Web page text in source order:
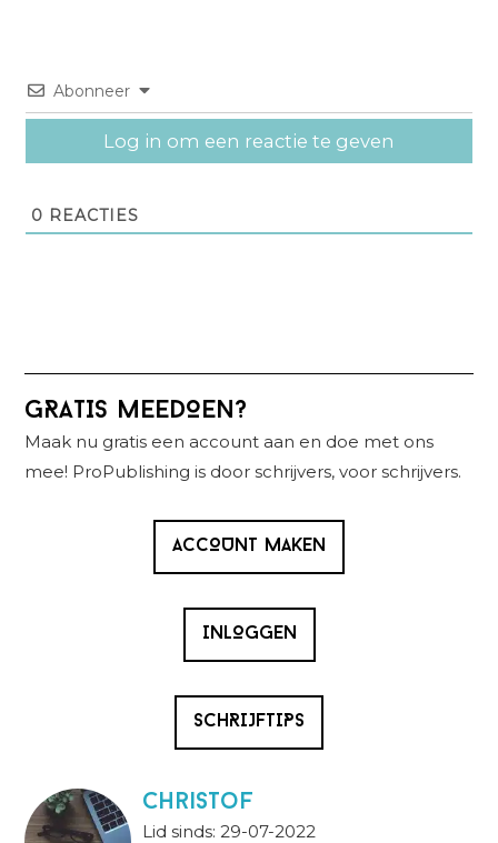
Abonneer
Log in om een reactie te geven
0 REACTIES
Primaire
Sidebar
GRATIS MEEDOEN?
Maak nu gratis een account aan en doe met ons
mee! ProPublishing is door schrijvers, voor schrijvers.
ACCOUNT MAKEN
INLOGGEN
SCHRIJFTIPS
christof
Lid sinds: 29-07-2022